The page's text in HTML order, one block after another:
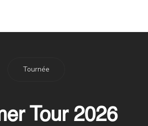
Tournée
Tour 2026